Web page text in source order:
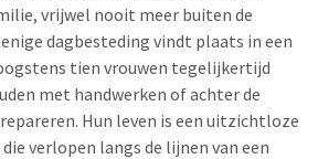
vrijwel nooit meer buiten de
dagbesteding vindt plaats in een
tien vrouwen tegelijkertijd
met handwerken of achter de
Hun leven is een uitzichtloze
verlopen langs de lijnen van een